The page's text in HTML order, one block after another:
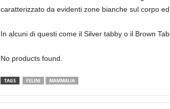
caratterizzato da evidenti zone bianche sul corpo
In alcuni di questi come il Silver tabby o il Brown
No products found.
TAGS FELINI MAMMALIA